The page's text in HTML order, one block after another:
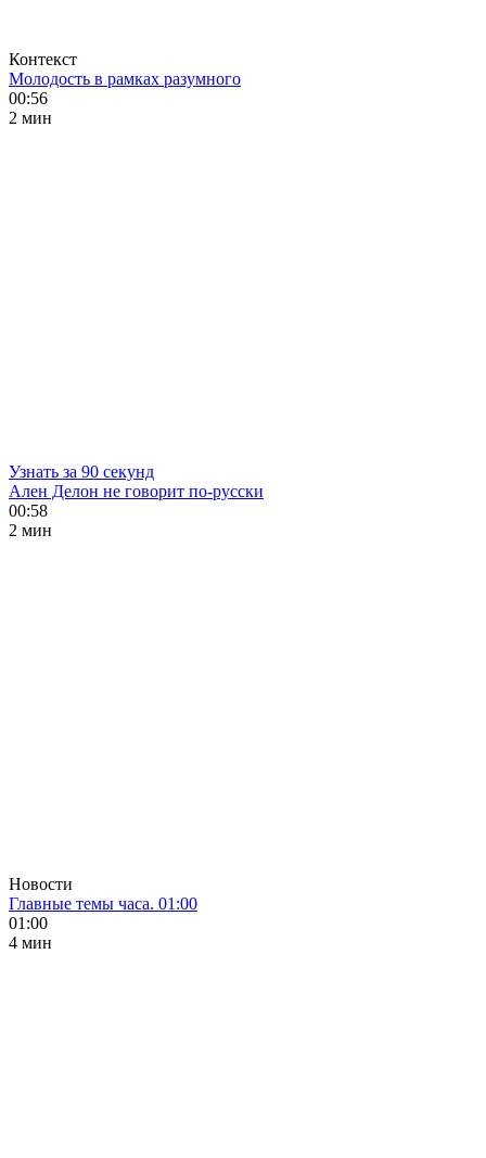
Контекст
Молодость в рамках разумного
00:56
2 мин
Узнать за 90 секунд
Ален Делон не говорит по-русски
00:58
2 мин
Новости
Главные темы часа. 01:00
01:00
4 мин